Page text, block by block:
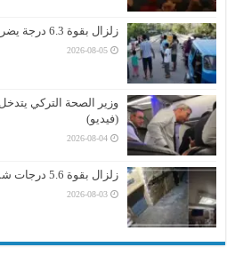
زلزال بقوة 6.3 درجة يضرب جنوب الفلبين (فيديو)
2026-08-05
وزير الصحة التركي
(فيديو)
2026-08-04
زلزال بقوة 5.6 درجات شمال شرق شرم الشيخ بمصر
2026-08-03